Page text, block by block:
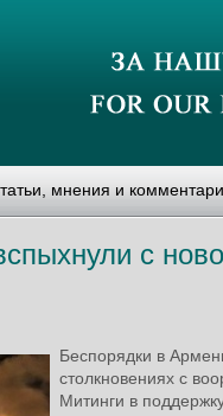
мнения и
с
Беспорядки в
столкновениях с
Митинги в